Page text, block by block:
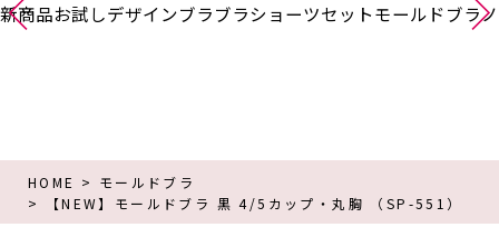
新商品お試しデザインブラブラショーツセットモールドブラ
HOME
モールドブラ
【NEW】モールドブラ 黒 4/5カップ・丸胸 （SP-551）